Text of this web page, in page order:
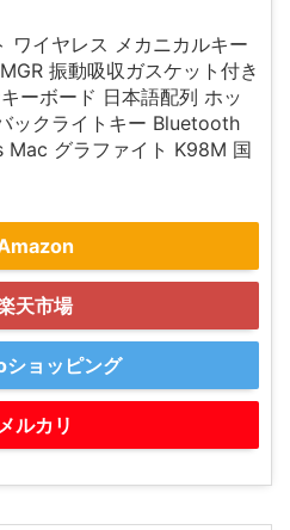
ワイヤレス メカニカルキー
振動吸収ガスケット付き
ーボード 日本語配列 ホッ
ックライトキー Bluetooth
グラファイト K98M 国
天市場
ョッピング
ルカリ